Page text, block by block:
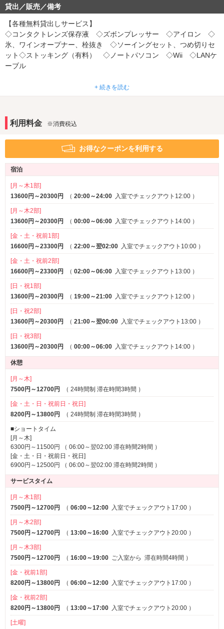
ミストサウナ ドライサウナ
音響・映像・通信
ホームシアター ※一部 カラオケ ※一部
VOD TVゲーム ※一部
Wi-Fi
セレクトシャンプー ※一部
3名以上利用可
サービス
ルームサービス
貸出／販売／備考
【各種無料貸出しサービス】
◇コンタクトレンズ保存液 ◇ズボンプレッサー ◇アイロン ◇
氷、ワインオープナー、栓抜き ◇ソーイングセット、つめ切りセ
ット◇ストッキング（有料） ◇ノートパソコン ◇Wii ◇LANケ
ーブル
【ビューティー・ケア・サービス】
◇ナノケアスチーマー ◇目もとエステ ◇イオン、スチーム付き
ートアイロン ◇加湿器
+ 続きを読む
利用料金 ※消費税込
お得なクーポンを利用する
宿泊
[月～木1部]
13600円～20300円
（ 20:00～24:00 入室でチェックアウト12:00 ）
[月～木2部]
13600円～20300円
（ 00:00～06:00 入室でチェックアウト14:00 ）
[金・土・祝前1部]
16600円～23300円
（ 22:00～翌02:00 入室でチェックアウト10:00 ）
[金・土・祝前2部]
16600円～23300円
（ 02:00～06:00 入室でチェックアウト13:00 ）
[日・祝1部]
13600円～20300円
（ 19:00～21:00 入室でチェックアウト12:00 ）
[日・祝2部]
13600円～20300円
（ 21:00～翌00:00 入室でチェックアウト13:00 ）
[日・祝3部]
13600円～20300円
（ 00:00～06:00 入室でチェックアウト14:00 ）
休憩
[月～木]
7500円～12700円
（ 24時間制 滞在時間3時間 ）
[金・土・日・祝前日・祝日]
8200円～13800円
（ 24時間制 滞在時間3時間 ）
■ショートタイム
[月～木]
6300円～11500円 （ 06:00～翌02:00 滞在時間2時間 ）
[金・土・日・祝前日・祝日]
6900円～12500円 （ 06:00～翌02:00 滞在時間2時間 ）
サービスタイム
[月～木1部]
7500円～12700円
（ 06:00～12:00 入室でチェックアウト17:00 ）
[月～木2部]
7500円～12700円
（ 13:00～16:00 入室でチェックアウト20:00 ）
[月～木3部]
7500円～12700円
（ 16:00～19:00 ご入室から 滞在時間4時間 ）
[金・祝前1部]
8200円～13800円
（ 06:00～12:00 入室でチェックアウト17:00 ）
[金・祝前2部]
8200円～13800円
（ 13:00～17:00 入室でチェックアウト20:00 ）
[土曜]